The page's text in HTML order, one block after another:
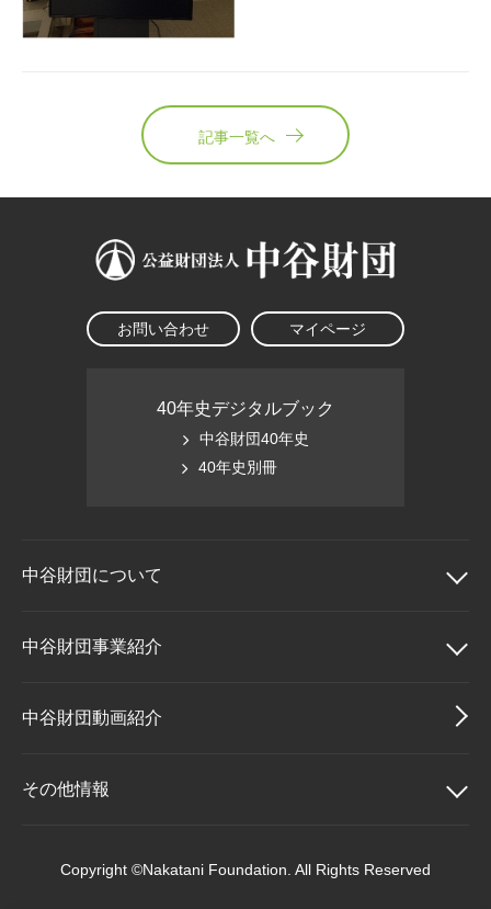
記事一覧へ
お問い合わせ マイページ
40年史デジタルブック
中谷財団40年史
40年史別冊
中谷財団について
中谷財団について
理事長挨拶
設立趣意書
中谷財団事業紹介
中谷財団事業紹介
中谷賞
中谷財団動画紹介
その他情報
Copyright ©Nakatani Foundation. All Rights Reserved